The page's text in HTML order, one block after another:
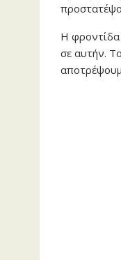
Η φροντίδα
σε αυτήν.